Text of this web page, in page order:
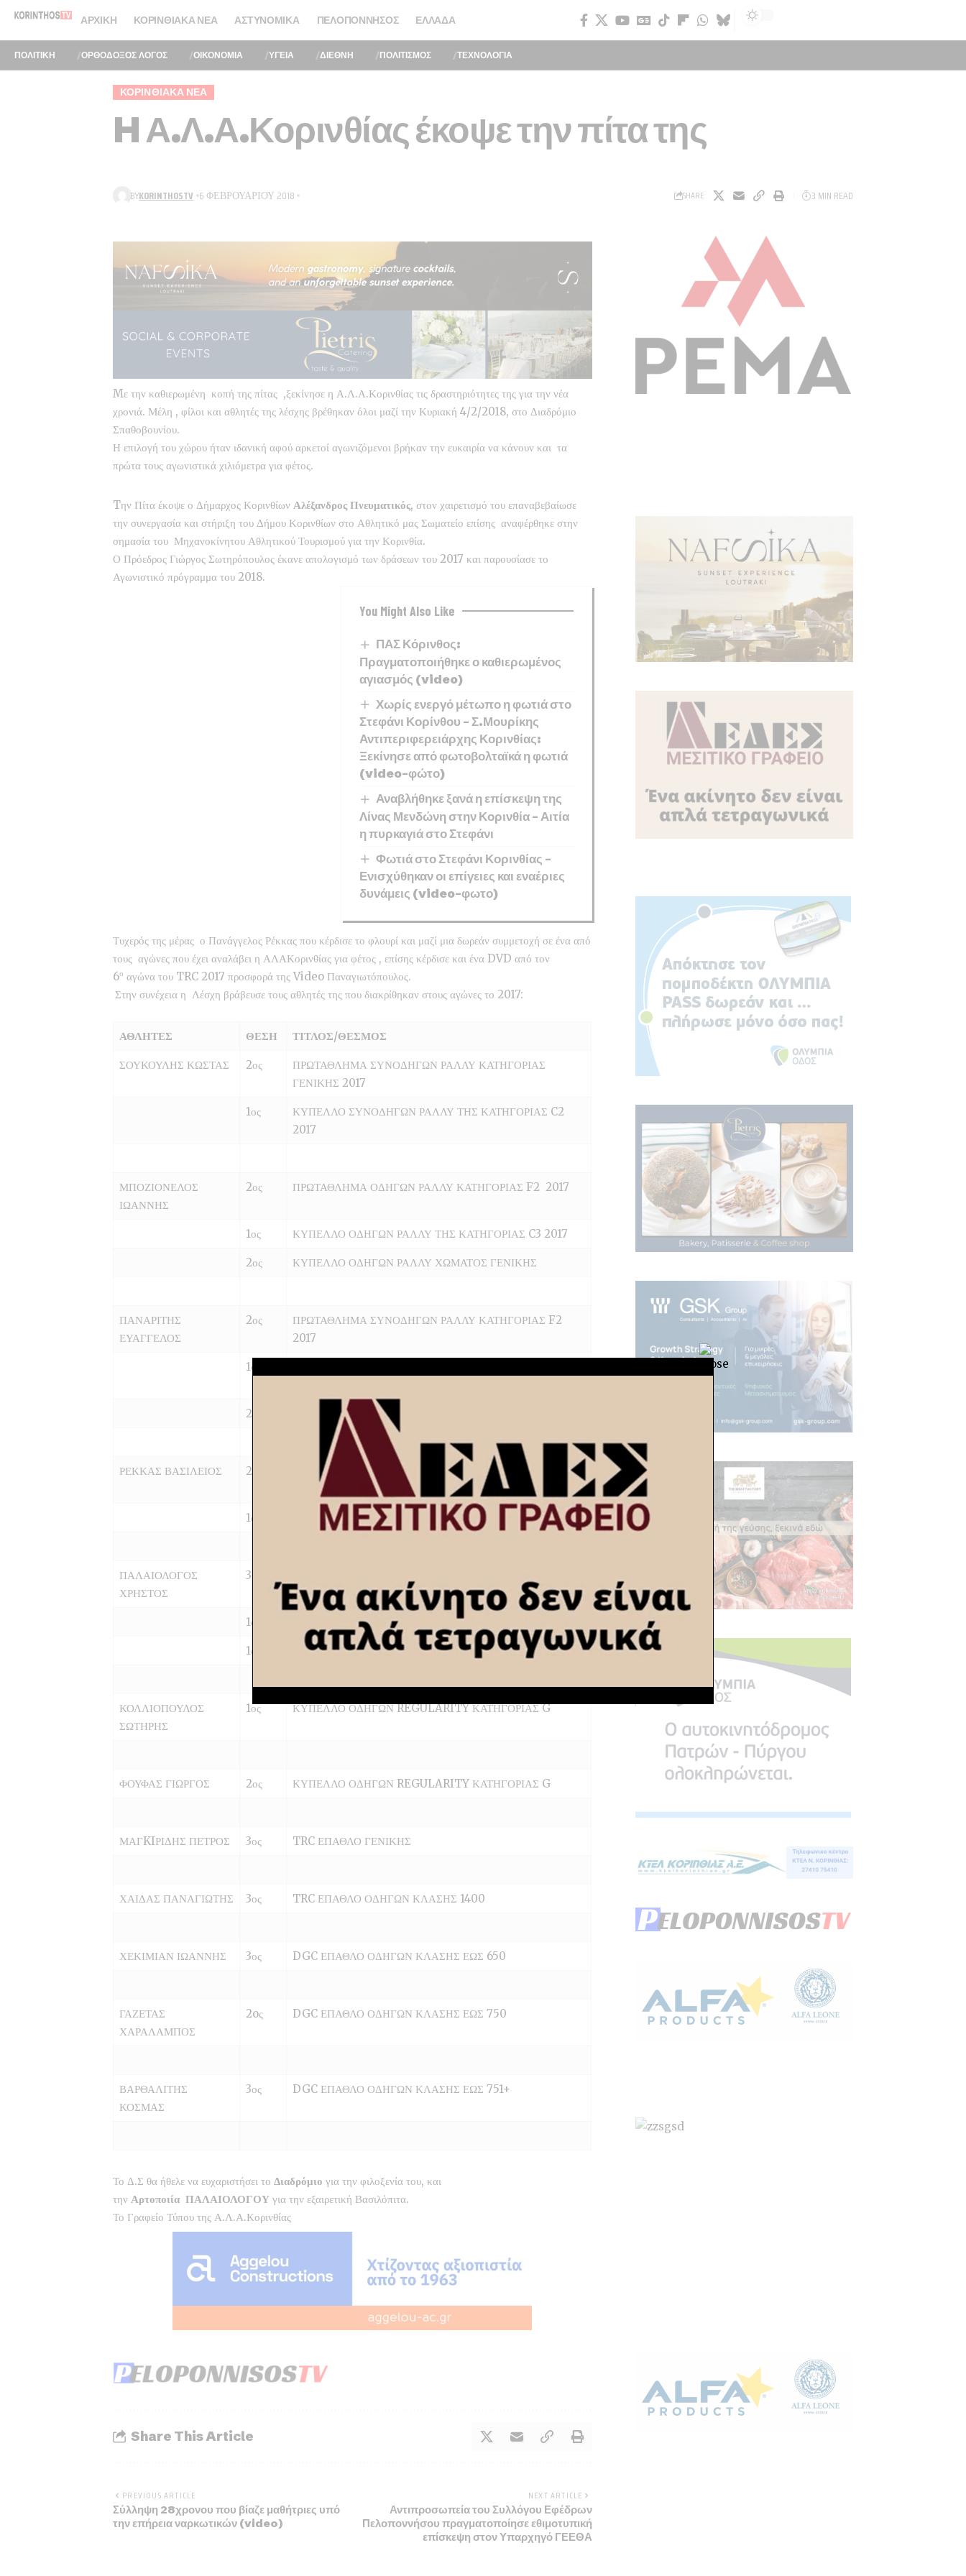
ΑΡΧΙΚΉ ΚΟΡΙΝΘΙΑΚΆ ΝΈΑ ΑΣΤΥΝΟΜΙΚΆ ΠΕΛΟΠΌΝΝΗΣΟΣ ΕΛΛΆΔΑ
ΠΟΛΙΤΙΚΗ ΟΡΘΟΔΟΞΟΣ ΛΟΓΟΣ ΟΙΚΟΝΟΜΙΑ ΥΓΕΙΑ ΔΙΕΘΝΗ ΠΟΛΙΤΙΣΜΟΣ ΤΕΧΝΟΛΟΓΙΑ
ΚΟΡΙΝΘΙΑΚΆ ΝΈΑ
H Α.Λ.Α.Κορινθίας έκοψε την πίτα της
BYKORINTHOSTV 6 ΦΕΒΡΟΥΑΡΊΟΥ 2018 SHARE 3 MIN READ
Mε την καθιερωμένη κοπή της πίτας ,ξεκίνησε η Α.Λ.Α.Κορινθίας τις δραστηριότητες της για την νέα
χρονιά. Μέλη , φίλοι και αθλητές της λέσχης βρέθηκαν όλοι μαζί την Κυριακή 4/2/2018, στο Διαδρόμιο
Σπαθοβουνίου.
Η επιλογή του χώρου ήταν ιδανική αφού αρκετοί αγωνιζόμενοι βρήκαν την ευκαιρία να κάνουν και τα
πρώτα τους αγωνιστικά χιλιόμετρα για φέτος.
Tην Πίτα έκοψε ο Δήμαρχος Κορινθίων Αλέξανδρος Πνευματικός, στον χαιρετισμό του επαναβεβαίωσε
την συνεργασία και στήριξη του Δήμου Κορινθίων στο Αθλητικό μας Σωματείο επίσης αναφέρθηκε στην
σημασία του Μηχανοκίνητου Αθλητικού Τουρισμού για την Κορινθία.
Ο Πρόεδρος Γιώργος Σωτηρόπουλος έκανε απολογισμό των δράσεων του 2017 και παρουσίασε το
Αγωνιστικό πρόγραμμα του 2018.
You Might Also Like
ΠΑΣ Κόρινθος:
Πραγματοποιήθηκε ο καθιερωμένος
αγιασμός (video)
Χωρίς ενεργό μέτωπο η φωτιά στο
Στεφάνι Κορίνθου – Σ.Μουρίκης
Αντιπεριφερειάρχης Κορινθίας:
Ξεκίνησε από φωτοβολταϊκά η φωτιά
(video-φώτο)
Αναβλήθηκε ξανά η επίσκεψη της
Λίνας Μενδώνη στην Κορινθία – Αιτία
η πυρκαγιά στο Στεφάνι
Φωτιά στο Στεφάνι Κορινθίας –
Ενισχύθηκαν οι επίγειες και εναέριες
δυνάμεις (video-φωτο)
Τυχερός της μέρας ο Πανάγγελος Ρέκκας που κέρδισε το φλουρί και μαζί μια δωρεάν συμμετοχή σε ένα από
τους αγώνες που έχει αναλάβει η ΑΛΑΚορινθίας για φέτος , επίσης κέρδισε και ένα DVD από τον
6ο αγώνα του TRC 2017 προσφορά της Video Παναγιωτόπουλος.
Στην συνέχεια η Λέσχη βράβευσε τους αθλητές της που διακρίθηκαν στους αγώνες το 2017:
ΑΘΛΗΤΕΣ ΘΕΣΗ ΤΙΤΛΟΣ/ΘΕΣΜΟΣ
ΣΟΥΚΟΥΛΗΣ ΚΩΣΤΑΣ 2ος
ΠΡΩΤΑΘΛΗΜΑ ΣΥΝΟΔΗΓΩΝ ΡΑΛΛΥ ΚΑΤΗΓΟΡΙΑΣ
ΓΕΝΙΚΗΣ 2017
1ος
ΚΥΠΕΛΛΟ ΣΥΝΟΔΗΓΩΝ ΡΑΛΛΥ ΤΗΣ ΚΑΤΗΓΟΡΙΑΣ C2
2017
ΜΠΟΖΙΟΝΕΛΟΣ
ΙΩΑΝΝΗΣ
2ος ΠΡΩΤΑΘΛΗΜΑ ΟΔΗΓΩΝ ΡΑΛΛΥ ΚΑΤΗΓΟΡΙΑΣ F2 2017
1ος ΚΥΠΕΛΛΟ ΟΔΗΓΩΝ ΡΑΛΛΥ ΤΗΣ ΚΑΤΗΓΟΡΙΑΣ C3 2017
2ος ΚΥΠΕΛΛΟ ΟΔΗΓΩΝ ΡΑΛΛΥ ΧΩΜΑΤΟΣ ΓΕΝΙΚΗΣ
ΠΑΝΑΡΙΤΗΣ
ΕΥΑΓΓΕΛΟΣ
2ος
ΠΡΩΤΑΘΛΗΜΑ ΣΥΝΟΔΗΓΩΝ ΡΑΛΛΥ ΚΑΤΗΓΟΡΙΑΣ F2
2017
1ος
2ος ΚΥΠΕΛΛΟ ΣΥΝΟΔΗΓΩΝ ΡΑΛΛΥ ΧΩΜΑΤΟΣ ΓΕΝΙΚΗΣ
ΡΕΚΚΑΣ ΒΑΣΙΛΕΙΟΣ 2ος
ΠΡΩΤΑΘΛΗΜΑ ΑΝΑΒΑΣΕΩΝ ΟΜΑΔΑΣ Ν 2 ΛΙΤΡΩΝ
1ος ΚΥΠΕΛΛΟ ΑΝΑΒΑΣΕΩΝ ΚΛΑΣΗΣ Ν2 2017
ΠΑΛΑΙΟΛΟΓΟΣ
ΧΡΗΣΤΟΣ
3ος
1ος TRC ΕΠΑΘΛΟ ΓΕΝΙΚΗΣ
1ος TRC ΕΠΑΘΛΟ ΟΔΗΓΩΝ ΚΛΑΣΗΣ 2001cc +
ΚΟΛΛΙΟΠΟΥΛΟΣ
ΣΩΤΗΡΗΣ
1ος ΚΥΠΕΛΛΟ ΟΔΗΓΩΝ REGULARITY ΚΑΤΗΓΟΡΙΑΣ G
ΦΟΥΦΑΣ ΓΙΩΡΓΟΣ 2ος ΚΥΠΕΛΛΟ ΟΔΗΓΩΝ REGULARITY ΚΑΤΗΓΟΡΙΑΣ G
ΜΑΓKIΡΙΔΗΣ ΠΕΤΡΟΣ 3ος TRC ΕΠΑΘΛΟ ΓΕΝΙΚΗΣ
ΧΑΙΔΑΣ ΠΑΝΑΓΙΩΤΗΣ 3ος TRC ΕΠΑΘΛΟ ΟΔΗΓΩΝ ΚΛΑΣΗΣ 1400
ΧΕΚΙΜΙΑΝ ΙΩΑΝΝΗΣ 3ος DGC ΕΠΑΘΛΟ ΟΔΗΓΩΝ ΚΛΑΣΗΣ ΕΩΣ 650
ΓΑΖΕΤΑΣ
ΧΑΡΑΛΑΜΠΟΣ
2oς DGC ΕΠΑΘΛΟ ΟΔΗΓΩΝ ΚΛΑΣΗΣ ΕΩΣ 750
ΒΑΡΘΑΛΙΤΗΣ
ΚΟΣΜΑΣ
3ος DGC ΕΠΑΘΛΟ ΟΔΗΓΩΝ ΚΛΑΣΗΣ ΕΩΣ 751+
Το Δ.Σ θα ήθελε να ευχαριστήσει το Διαδρόμιο για την φιλοξενία του, και
την Αρτοποιία ΠΑΛΑΙΟΛΟΓΟΥ για την εξαιρετική Βασιλόπιτα.
Το Γραφείο Τύπου της Α.Λ.Α.Κορινθίας
Share This Article
PREVIOUS ARTICLE
Σύλληψη 28χρονου που βίαζε μαθήτριες υπό
την επήρεια ναρκωτικών (video)
NEXT ARTICLE
Αντιπροσωπεία του Συλλόγου Εφέδρων
Πελοποννήσου πραγματοποίησε εθιμοτυπική
επίσκεψη στον Υπαρχηγό ΓΕΕΘΑ